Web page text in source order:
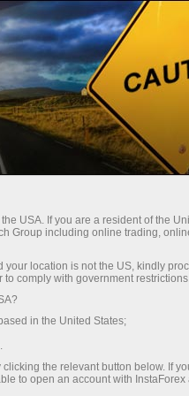
منصة التداول
للمبتدئين للمستثمرين
لشركة إنستافوركس في عام 2007، وفي
USA. If you are a resident of the
Group including online trading,
location is not the US, kindly
comply with government
in the United States;
the relevant button below. If
to open an account with InstaForex